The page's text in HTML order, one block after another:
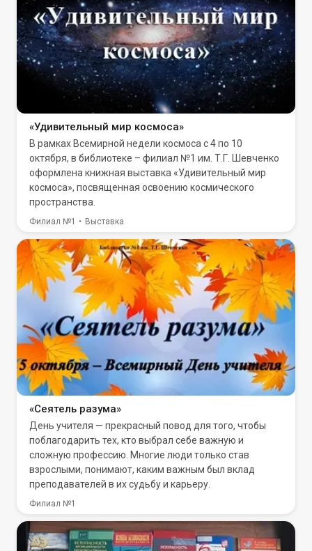
«Удивительный мир космоса»
В рамках Всемирной недели космоса с 4 по 10
октября, в библиотеке – филиал №1 им. Т.Г. Шевченко
оформлена книжная выставка «Удивительный мир
космоса», посвященная освоению космического
пространства.
Филиал №1 Выставка
«Сеятель разума»
День учителя — прекрасный повод для того, чтобы
поблагодарить тех, кто выбрал себе важную и
сложную профессию. Многие люди только став
взрослыми, понимают, каким важным был вклад
преподавателей в их судьбу и карьеру.
Филиал №1